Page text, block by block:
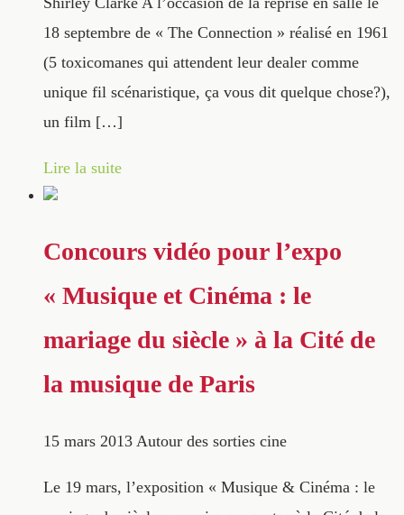
18 septembre de « The Connection » réalisé en 1961
(5 toxicomanes qui attendent leur dealer comme
unique fil scénaristique, ça vous dit quelque chose?),
un film […]
Lire la suite
Concours vidéo pour l’expo
« Musique et Cinéma : le
mariage du siècle » à la Cité de
la musique de Paris
15 mars 2013 Autour des sorties cine
Le 19 mars, l’exposition « Musique & Cinéma : le